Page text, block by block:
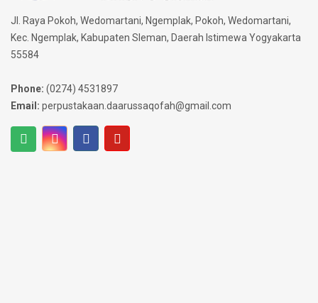
Jl. Raya Pokoh, Wedomartani, Ngemplak, Pokoh, Wedomartani,
Kec. Ngemplak, Kabupaten Sleman, Daerah Istimewa Yogyakarta
55584
Phone: (0274) 4531897
Email: perpustakaan.daarussaqofah@gmail.com